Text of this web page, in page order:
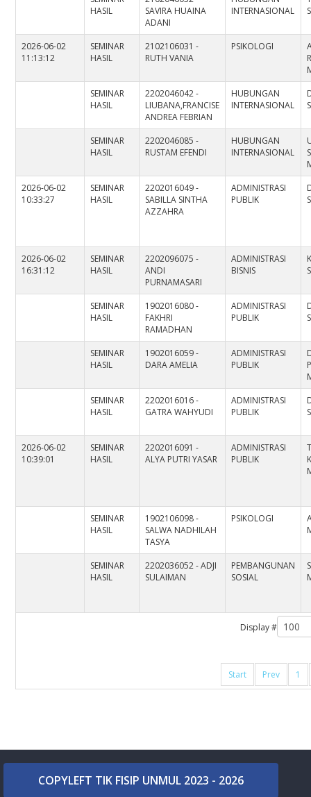
Display #
Start Prev 1
HASIL
SAVIRA HUAINA
ADANI
INTERNASIONAL
2026-06-02
11:13:12
SEMINAR
HASIL
2102106031 -
RUTH VANIA
PSIKOLOGI
SEMINAR
HASIL
2202046042 -
LIUBANA,FRANCISE
ANDREA FEBRIAN
HUBUNGAN
INTERNASIONAL
SEMINAR
HASIL
2202046085 -
RUSTAM EFENDI
HUBUNGAN
INTERNASIONAL
2026-06-02
10:33:27
SEMINAR
HASIL
2202016049 -
SABILLA SINTHA
AZZAHRA
ADMINISTRASI
PUBLIK
2026-06-02
16:31:12
SEMINAR
HASIL
2202096075 -
ANDI
PURNAMASARI
ADMINISTRASI
BISNIS
SEMINAR
HASIL
1902016080 -
FAKHRI
RAMADHAN
ADMINISTRASI
PUBLIK
SEMINAR
HASIL
1902016059 -
DARA AMELIA
ADMINISTRASI
PUBLIK
SEMINAR
HASIL
2202016016 -
GATRA WAHYUDI
ADMINISTRASI
PUBLIK
2026-06-02
10:39:01
SEMINAR
HASIL
2202016091 -
ALYA PUTRI YASAR
ADMINISTRASI
PUBLIK
SEMINAR
HASIL
1902106098 -
SALWA NADHILAH
TASYA
PSIKOLOGI
SEMINAR
HASIL
2202036052 - ADJI
SULAIMAN
PEMBANGUNAN
SOSIAL
COPYLEFT TIK FISIP UNMUL 2023 - 2026